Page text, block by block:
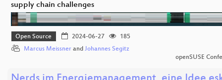
supply chain challenges
Open Source 2024-06-27
185
Marcus Meissner and Johannes Segitz
openSUSE